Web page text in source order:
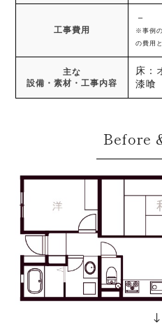
工事費用
－
※事例
の費用
主な
設備・素材・工事内容
床：
漆喰
Before